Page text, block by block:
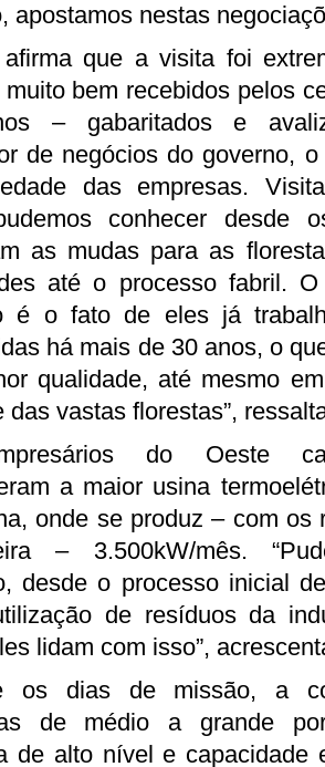
apostamos nestas
que a visita foi
muito bem recebidos pelos
– gabaritados e
de negócios do governo,
das empresas.
conhecer desde
as mudas para as
até o processo fabril.
é o fato de eles já
há mais de 30 anos, o
qualidade, até mesmo
das vastas florestas”,
do Oeste
a maior usina
onde se produz – com os
– 3.500kW/mês.
desde o processo inicial
de resíduos da
lidam com isso”,
os dias de missão, a
de médio a grande
de alto nível e capacidade